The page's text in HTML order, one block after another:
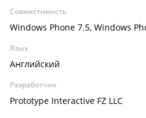
Совместимость
Windows Phone 7.5, Windows
Язык
Английский
Разработчик
Prototype Interactive FZ LLC